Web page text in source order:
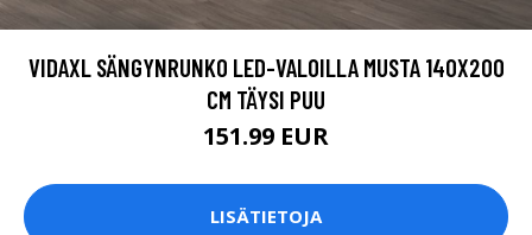
VIDAXL SÄNGYNRUNKO LED-VALOILLA MUSTA 140X200
CM TÄYSI PUU
151.99 EUR
LISÄTIETOJA